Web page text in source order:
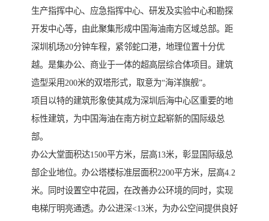
生产指挥中心、应急指挥中心、研发及实验中心和勘探
开发中心等，由此聚集形成中国海油南方区域总部。距
深圳机场20分钟车程，紧邻蛇口港，地理位置十分优
越。是集办公、商业于一体的超高层综合体项目。建筑
造型采用200米的双塔形式，取意为“海洋旗舰”。
项目以特的建筑形象使其成为深圳后海中心区重要的地
标性建筑，为中国海油在南方树立起崭新的国际级总
部。
办公大堂面积达1500平方米，层高13米，彰显国际级总
部企业地位。办公塔楼标准层面积2200平方米，层高4.2
米。同时设置空中花园，在改善办公环境的同时，实现
电梯厅明亮通透。办公进深<13米，为办公空间提供良好